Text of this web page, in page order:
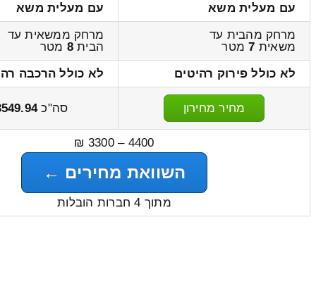
עם מעלית משא
עם מעלית משא
מרחק מהבית עד
משאית 7מטר
מרחק ממשאית עד
הבית8 מטר
לא כולל פירוק רהיטים
לא כולל הרכבה
מחיר מחירון סה"כ
4400 – 3300 ₪
השוואת מחירים ←
מתוך 4 חברות הובלות